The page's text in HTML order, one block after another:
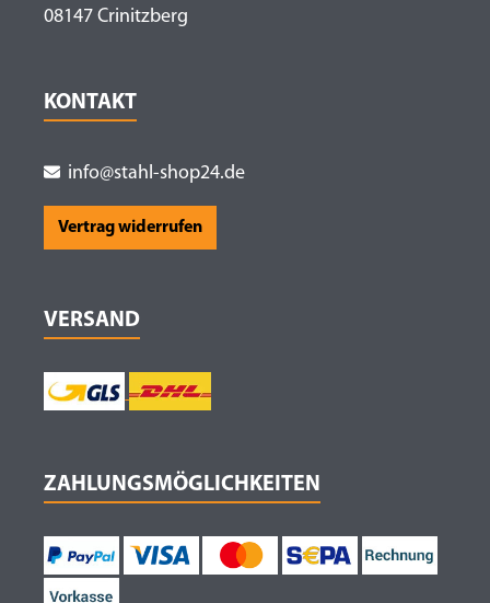
08147 Crinitzberg
KONTAKT
info@stahl-shop24.de
Vertrag widerrufen
VERSAND
ZAHLUNGSMÖGLICHKEITEN